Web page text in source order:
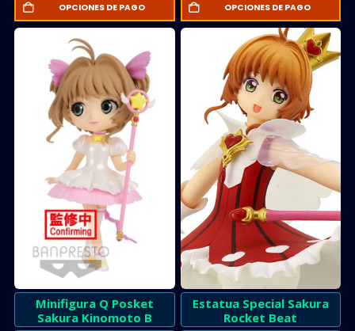
OPCIONES DE PAGO OPCIONES DE PAGO
Minifigura Q Posket
Sakura Kinomoto B
Estatua Special Sakura
Rocket Beat